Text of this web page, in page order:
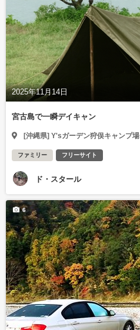
2025年11月14日
宮古島で一瞬デイキャン
[沖縄県] Y'sガーデン狩俣キャンプ場
ファミリー フリーサイト
ド・スタール
6